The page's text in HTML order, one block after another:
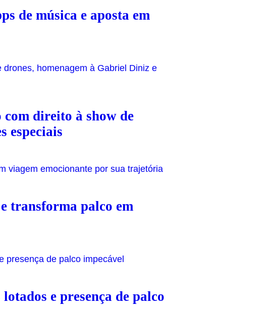
de música e aposta em
direito à show de
especiais
transforma palco em
e presença de palco